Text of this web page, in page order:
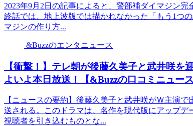
2023年9月2日の記事によると、警部補ダイマジン
終話では、地上波版では描かれなかった「もう1つ
マジンの作り方...
&Buzzのエンタニュース
【衝撃！】テレ朝が後藤久美子と武井咲
よいよ本日放送！【&Buzzの口コミニュース
【ニュースの要約】後藤久美子と武井咲がＷ主演
送される。このドラマは、名作を現代版にアップ
視聴者を引き込むものとな...